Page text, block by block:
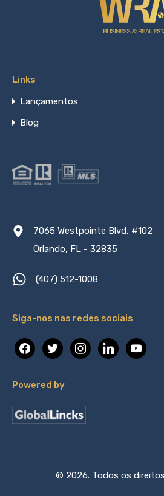
Links
Lançamentos
Blog
7065 Westpointe Blvd, #102
Orlando, FL - 32835
(407) 512-1008
Siga-nos nas redes sociais
facebooktwitterinstagramlinkedinyoutube
Powered by
© 2026. Todos os